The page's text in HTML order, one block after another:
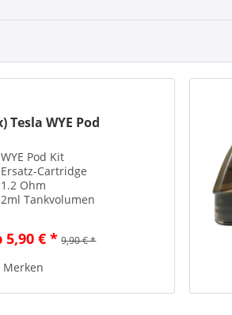
Tesla WYE Pod
WYE Pod Kit
Ersatz-Cartridge
1.2 Ohm
2ml Tankvolumen
5,90 € * 9,90 € *
Merken